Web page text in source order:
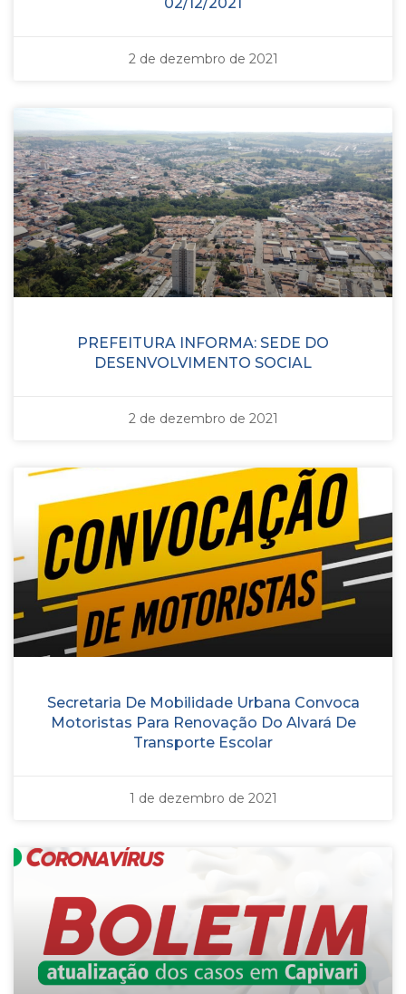
2 de dezembro de 2021
PREFEITURA INFORMA: SEDE DO
DESENVOLVIMENTO SOCIAL
2 de dezembro de 2021
Secretaria De Mobilidade Urbana Convoca
Motoristas Para Renovação Do Alvará De
Transporte Escolar
1 de dezembro de 2021